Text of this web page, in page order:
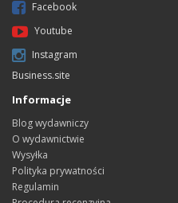
Facebook
Youtube
Instagram
Business.site
Informacje
Blog wydawniczy
O wydawnictwie
Wysyłka
Polityka prywatności
Regulamin